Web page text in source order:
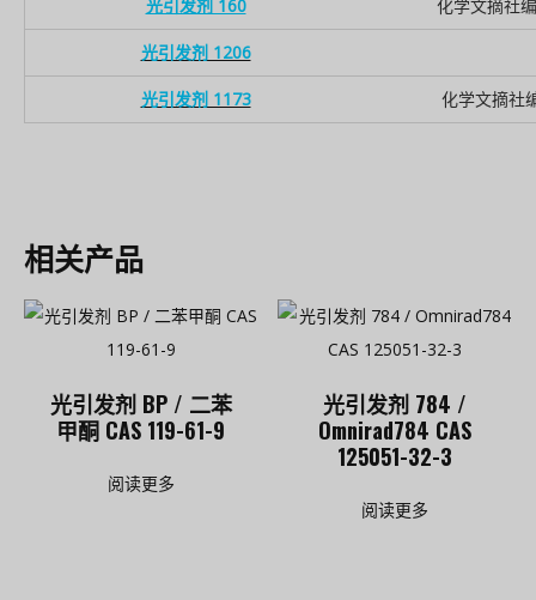
光引发剂 160 化学文摘社
光引发剂 1206
光引发剂 1173 化学文摘社
相关产品
光引发剂 BP / 二苯
甲酮 CAS 119-61-9
阅读更多
光引发剂 784 /
Omnirad784 CAS
125051-32-3
阅读更多